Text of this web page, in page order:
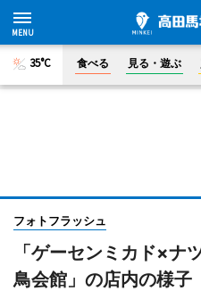
35°C 食べる 見る・遊ぶ
フォトフラッシュ
「ゲーセンミカド×ナ
鳥会館」の店内の様子